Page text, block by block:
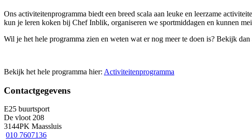
Ons activiteitenprogramma biedt een breed scala aan leuke en leerzame
kun je leren koken bij Chef Inblik, organiseren we sportmiddagen en kunnen
Wil je het hele programma zien en weten wat er nog meer te doen is? Bekijk
Bekijk het hele programma hier: Activiteitenprogramma
Contactgegevens
E25 buurtsport
De vloot 208
3144PK Maassluis
010 7607136